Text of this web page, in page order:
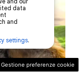
Gestione preferenze cookie